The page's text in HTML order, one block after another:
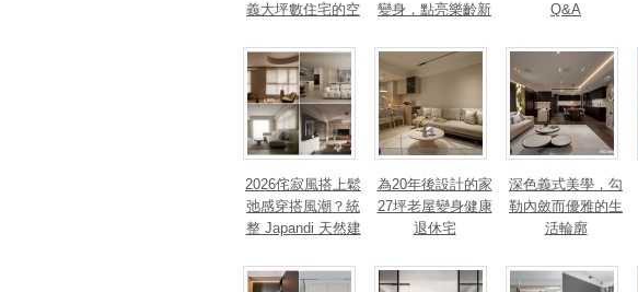
義大坪數住宅的空
變身，點亮樂齡新
法、英指標設計大
獎！
Q&A
2026侘寂風搭上鬆
弛感穿搭風潮？統
整 Japandi 天然建
有風靡全球的軟裝
為20年後設計的家
27坪老屋變身健康
退休宅
深色義式美學，勾
勒內斂而優雅的生
活輪廓